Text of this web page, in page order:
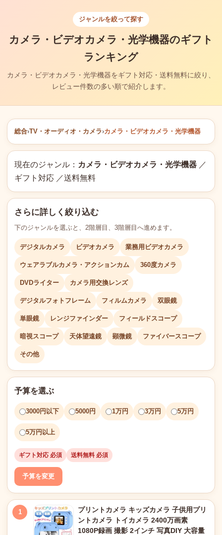
ジャンルを絞って探す
カメラ・ビデオカメラ・光学機器のギフト
ランキング
カメラ・ビデオカメラ・光学機器をギフト対応・送料無料に絞り、
レビュー件数の多い順で紹介します。
総合›TV・オーディオ・カメラ›カメラ・ビデオカメラ・光学機器
現在のジャンル： カメラ・ビデオカメラ・光学機器 ／
ギフト対応 ／送料無料
さらに詳しく絞り込む
下のジャンルを選ぶと、2階層目、3階層目へ進めます。
デジタルカメラ ビデオカメラ 業務用ビデオカメラ
ウェアラブルカメラ・アクションカム 360度カメラ
DVDライター カメラ用交換レンズ
デジタルフォトフレーム フィルムカメラ 双眼鏡
単眼鏡 レンジファインダー フィールドスコープ
暗視スコープ 天体望遠鏡 顕微鏡 ファイバースコープ
その他
予算を選ぶ
3000円以下 5000円 1万円 3万円 5万円
5万円以上
ギフト対応 必須 送料無料 必須
予算を変更
1
プリントカメラ キッズカメラ 子供用プリ
ントカメラ トイカメラ 2400万画素
1080P録画 撮影 2インチ 写真DIY 大容量